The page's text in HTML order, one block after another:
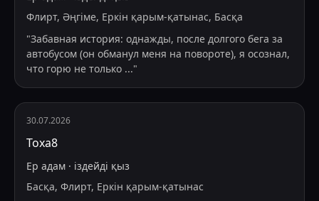
Флирт, Әңгіме, Еркін қарым-қатынас, Басқа
"Забавная история: однажды, после долгого бега за
автобусом (он обманул меня на повороте), я осознал,
что горю не только ..."
30.07.2026
Тоха8
Ер адам · іздейді қыз
Басқа, Флирт, Еркін қарым-қатынас